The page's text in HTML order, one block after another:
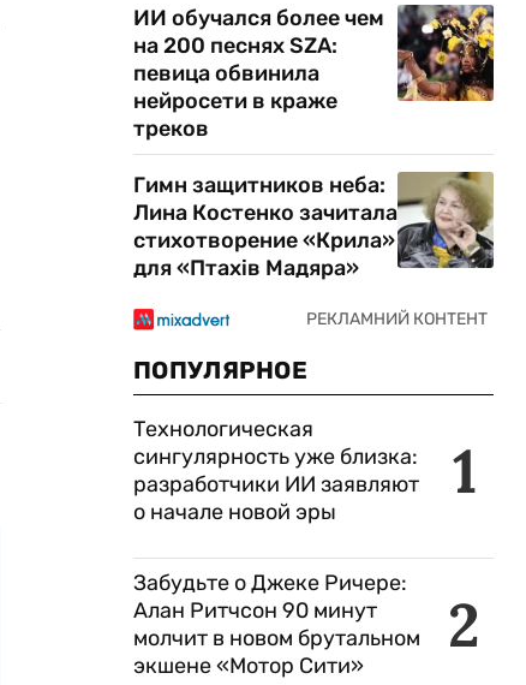
ИИ обучался более чем
на 200 песнях SZA:
певица обвинила
нейросети в краже
треков
Гимн защитников неба:
Лина Костенко зачитала
стихотворение «Крила»
для «Птахів Мадяра»
ПОПУЛЯРНОЕ
1
Технологическая
сингулярность уже близка:
разработчики ИИ заявляют
о начале новой эры
2
Забудьте о Джеке Ричере:
Алан Ритчсон 90 минут
молчит в новом брутальном
экшене «Мотор Сити»